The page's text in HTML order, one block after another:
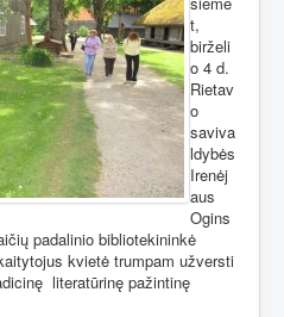
t,
birželi
o 4 d.
Rietav
o
saviva
ldybės
Irenėj
aus
Ogins
padalinio bibliotekininkė
kvietė trumpam užversti
literatūrinę pažintinę